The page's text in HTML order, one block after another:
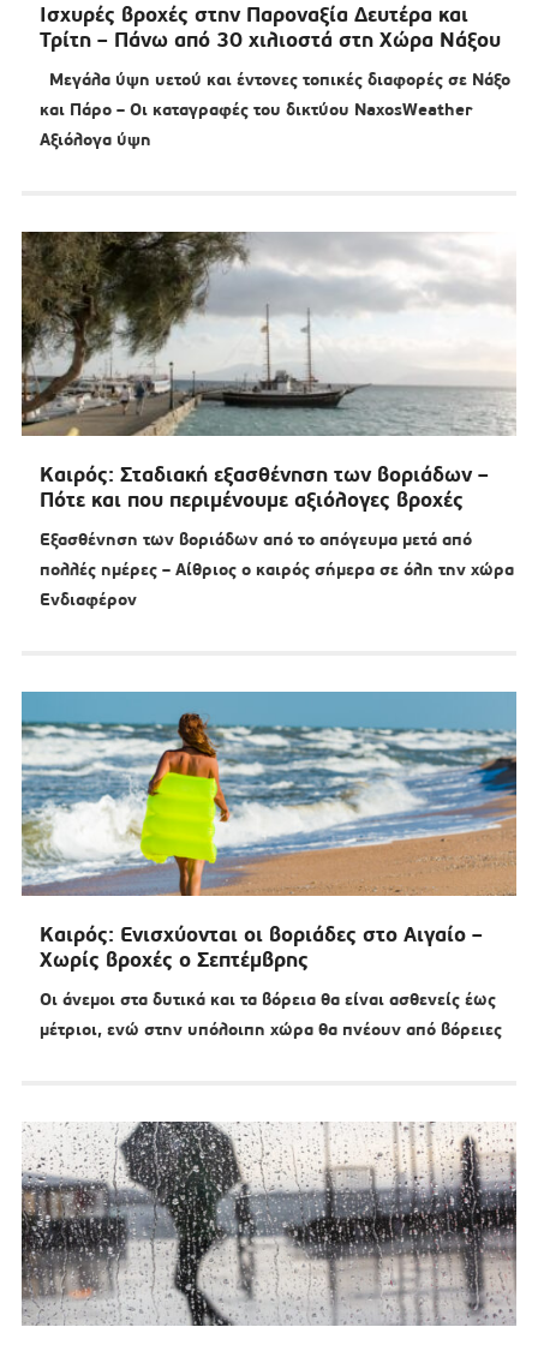
Ισχυρές βροχές στην Παροναξία Δευτέρα και
Τρίτη – Πάνω από 30 χιλιοστά στη Χώρα Νάξου
Μεγάλα ύψη υετού και έντονες τοπικές διαφορές σε Νάξο
και Πάρο – Οι καταγραφές του δικτύου NaxosWeather
Αξιόλογα ύψη
Καιρός: Σταδιακή εξασθένηση των βοριάδων –
Πότε και που περιμένουμε αξιόλογες βροχές
Εξασθένηση των βοριάδων από το απόγευμα μετά από
πολλές ημέρες – Αίθριος ο καιρός σήμερα σε όλη την χώρα
Ενδιαφέρον
Καιρός: Ενισχύονται οι βοριάδες στο Αιγαίο –
Χωρίς βροχές ο Σεπτέμβρης
Οι άνεμοι στα δυτικά και τα βόρεια θα είναι ασθενείς έως
μέτριοι, ενώ στην υπόλοιπη χώρα θα πνέουν από βόρειες